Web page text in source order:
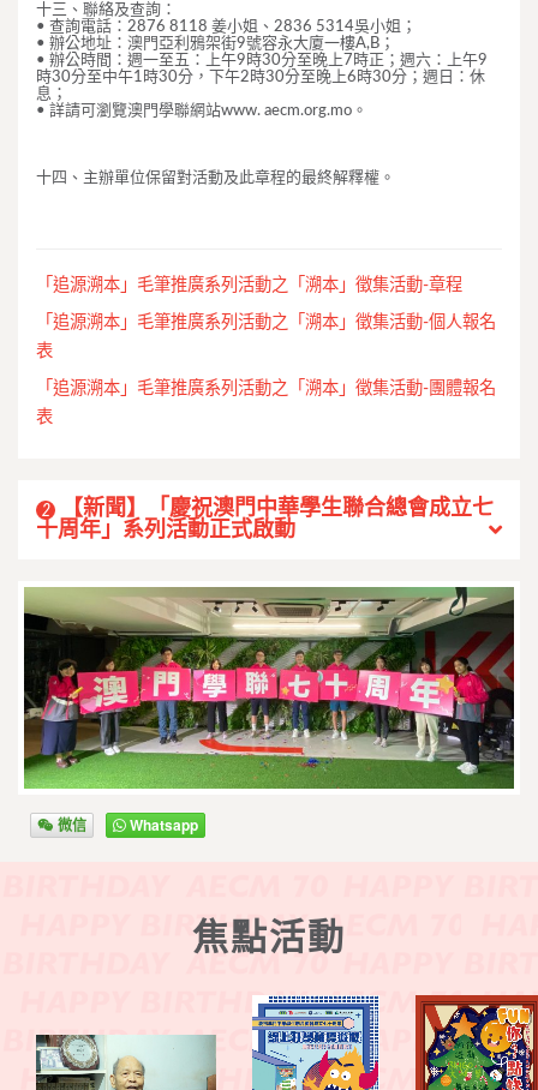
十三、聯絡及查詢：
• 查詢電話：2876 8118 姜小姐、2836 5314吳小姐；
• 辦公地址：澳門亞利鴉架街9號容永大廈一樓A,B；
• 辦公時間：週一至五：上午9時30分至晚上7時正；週六：上午9
時30分至中午1時30分，下午2時30分至晚上6時30分；週日：休
息；
• 詳請可瀏覽澳門學聯網站www. aecm.org.mo。
十四、主辦單位保留對活動及此章程的最終解釋權。
「追源溯本」毛筆推廣系列活動之「溯本」徵集活動-章程
「追源溯本」毛筆推廣系列活動之「溯本」徵集活動-個人報名
表
「追源溯本」毛筆推廣系列活動之「溯本」徵集活動-團體報名
表
2
【新聞】「慶祝澳門中華學生聯合總會成立七
十周年」系列活動正式啟動
微信 Whatsapp
焦點活動